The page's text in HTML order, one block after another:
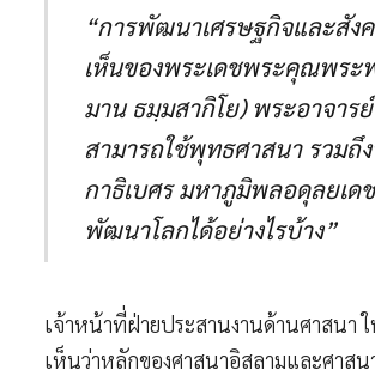
“การพัฒนาเศรษฐกิจและสัง
เห็นของพระเดชพระคุณพร
มาน ธมฺมสากิโย) พระอาจาร
สามารถใช้พุทธศาสนา รวม
กาธิเบศร มหาภูมิพลอดุลยเ
พัฒนาโลกได้อย่างไรบ้าง”
เจ้าหน้าที่ฝ่ายประสานงานด้านศาสนา
เห็นว่าหลักของศาสนาอิสลามและศาส